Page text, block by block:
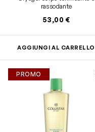
rassodante
53,00 €
AGGIUNGI AL CARRELLO
PROMO